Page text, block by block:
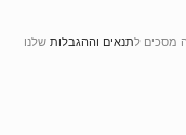
מסכים לתנאים וההגבלות שלנו